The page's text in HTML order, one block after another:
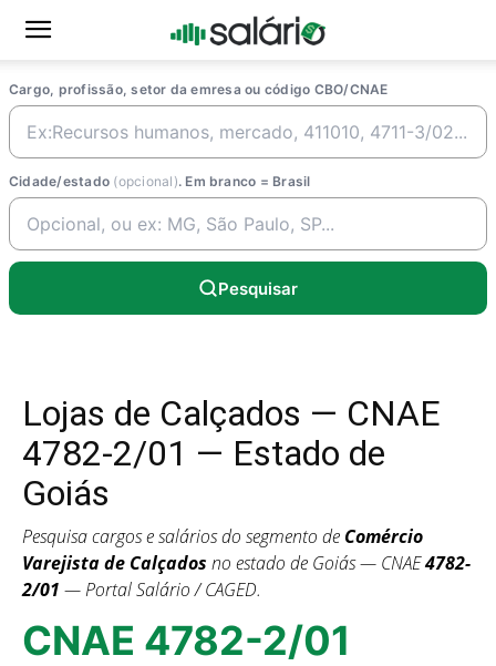
Cargo, profissão, setor da emresa ou código CBO/CNAE
Cidade/estado (opcional). Em branco = Brasil
Pesquisar
Lojas de Calçados — CNAE
4782-2/01 — Estado de
Goiás
Pesquisa cargos e salários do segmento de Comércio
Varejista de Calçados no estado de Goiás — CNAE4782-
2/01 — Portal Salário / CAGED.
CNAE 4782-2/01